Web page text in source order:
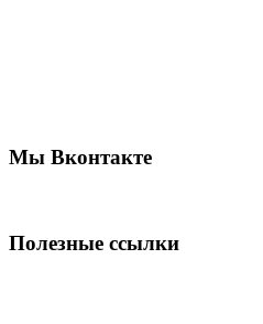
Мы Вконтакте
Полезные ссылки